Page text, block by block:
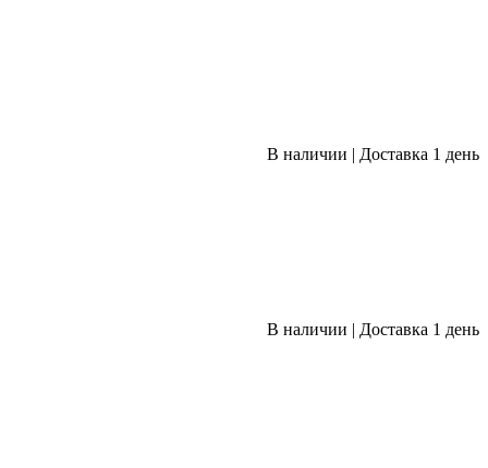
В наличии | Доставка 1 день
В наличии | Доставка 1 день